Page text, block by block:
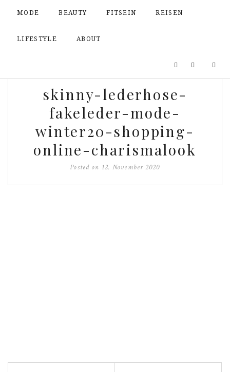
MODE BEAUTY FITSEIN REISEN
LIFESTYLE ABOUT
skinny-lederhose-
fakeleder-mode-
winter20-shopping-
online-charismalook
Posted on 12. November 2020